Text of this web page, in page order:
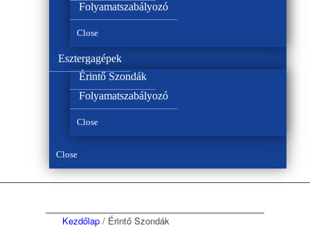
Folyamatszabályozó
Close
Esztergagépek
Érintő Szondák
Folyamatszabályozó
Close
Close
Kezdőlap / Érintő Szondák